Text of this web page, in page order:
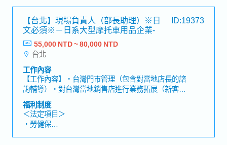
・各種休假(特別休假、婚假、喪假、生理假、產檢
假、陪產假、產假、育嬰假)
・退休金
＜企業福利制度＞
・年終獎金一年兩次：基本兩個月（依照實績發放）
・伙食費：2,400元（包含在薪資中）
・培訓補助（依上司批准）
【台北】現場負責人（部長助理）※日
文必須※－日系大型摩托車用品企業‐
ID:19373
55,000 NTD ~ 80,000 NTD
台北
工作內容
【工作內容】・台灣門市管理（包含對當地店長的諮
詢輔導）・對台灣當地銷售店進行業務拓展（新客開
發及既有客戶維護）及交易夥伴管理（應收應付管
理）・與日本製造商進行協商、下單，並管理進貨商
品的交期・向台灣子公司高層報告【魅力】・因需與
日本本社緊密協作，可充分運用日台雙方的商業感
知，培養國際化經營視野・可廣泛參與台灣門市管理
福利制度
＜法定項目＞
・勞健保